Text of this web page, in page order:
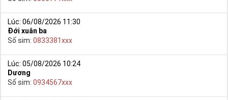
Lúc: 06/08/2026 11:30
Đới xuân ba
Số sim: 0833381xxx
Lúc: 05/08/2026 10:24
Dương
Số sim: 0934567xxx